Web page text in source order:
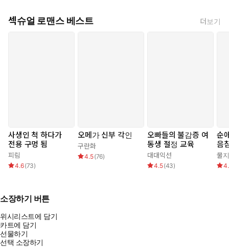
섹슈얼 로맨스 베스트 더보기
사생인 척 하다가
전용 구멍 됨
피림
4.6(73)
오메가 신부 각인
구란화
4.5(76)
오빠들의 불감증 여
동생 절정 교육
대대익선
4.5(43)
순
음
물
소장하기 버튼
위시리스트에 담기
카트에 담기
선물하기
선택 소장하기